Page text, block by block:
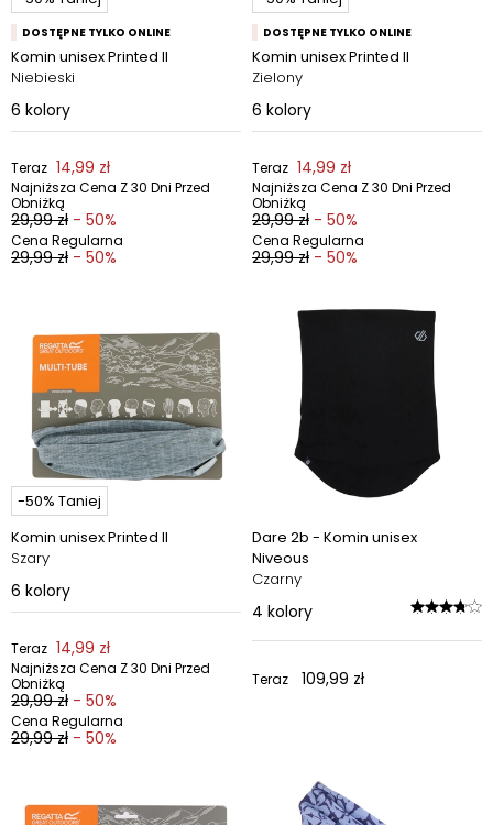
DOSTĘPNE TYLKO ONLINE
Komin unisex Printed II
Niebieski
6 kolory
Teraz 14,99 zł
Najniższa Cena Z 30 Dni Przed
Obniżką
29,99 zł - 50%
Cena Regularna
29,99 zł - 50%
DOSTĘPNE TYLKO ONLINE
Komin unisex Printed II
Zielony
6 kolory
Teraz 14,99 zł
Najniższa Cena Z 30 Dni Przed
Obniżką
29,99 zł - 50%
Cena Regularna
29,99 zł - 50%
-50% Taniej
Komin unisex Printed II
Szary
6 kolory
Teraz 14,99 zł
Najniższa Cena Z 30 Dni Przed
Obniżką
29,99 zł - 50%
Cena Regularna
29,99 zł - 50%
Dare 2b - Komin unisex
Niveous
Czarny
4 kolory
Teraz 109,99 zł